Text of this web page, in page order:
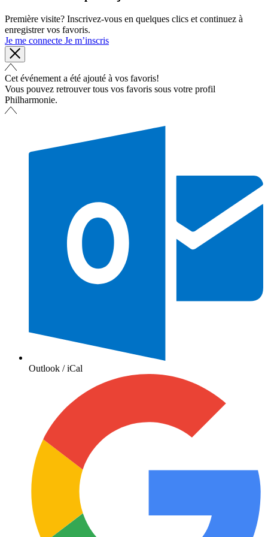
Première visite? Inscrivez-vous en quelques clics et continuez à
enregistrer vos favoris.
Je me connecte Je m’inscris
Cet événement a été ajouté à vos favoris!
Vous pouvez retrouver tous vos favoris sous votre profil
Philharmonie.
Outlook / iCal